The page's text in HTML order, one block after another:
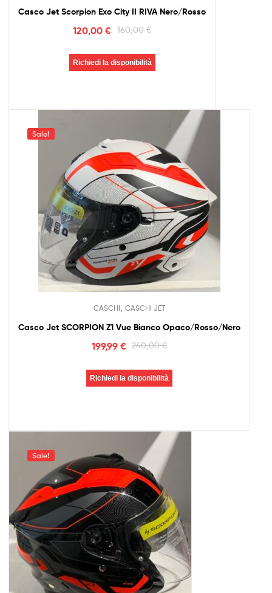
Casco Jet Scorpion Exo City II RIVA Nero/Rosso
160,00€
120,00€
Richiedi la disponibilità
Sale!
CASCHI CASCHI JET
Casco Jet SCORPION Z1 Vue Bianco Opaco/Rosso/Nero
240,00€
199,99 €
Richiedi la disponibilità
Sale!